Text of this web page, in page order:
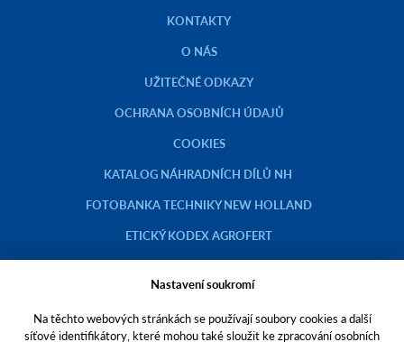
KONTAKTY
O NÁS
UŽITEČNÉ ODKAZY
OCHRANA OSOBNÍCH ÚDAJŮ
COOKIES
KATALOG NÁHRADNÍCH DÍLŮ NH
FOTOBANKA TECHNIKY NEW HOLLAND
ETICKÝ KODEX AGROFERT
Copyright © 2023 AGROTEC a.s.
Nastavení soukromí
Na těchto webových stránkách se používají soubory cookies a další
síťové identifikátory, které mohou také sloužit ke zpracování osobních